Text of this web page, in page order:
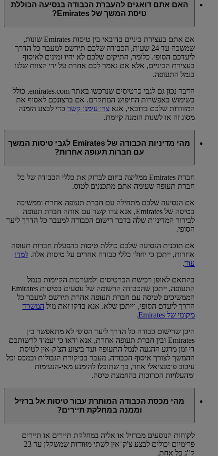
האם אתם דואגים להעברת הכבודה בנסיעה הכוללת
טיסת המשך של Emirates?
אם אתם בעצירת ביניים בדובאי בין טיסות Emirates שונות,
שמשכה עד 24 שעות, הכבודה שלכם תירשם למעבר כל הדרך
ליעדכם הסופי. כלומר, התיקים שלכם לא יהיו זמינים לאיסוף
בעצירת הביניים, אלא אם נאמר לכם אחרת על ידי הצוות שלנו
בנמל התעופה.
הדבר נכון גם לגבי כרטיסים שנרכשו באתר emirates.com, כולל
בשימוש באפשרות החיפוש המתקדם. אם ברצונכם לאסוף את
המזוודות שלכם בדובאי, אנא צרו עימנו קשר כדי לבצע הזמנה
מסוג זה או לשנות הזמנה קיימת.
מהי מדיניות הכבודה של Emirates לגבי טיסות המשך
עם חברות תעופה אחרות?
חברת Emirates ממליצה בחום לבדוק את כללי הכבודה של כל
חברת תעופה שעימה אתם מתכננים לטוס.
אם הנסיעה שלכם מתחילה עם חברת תעופה אחרת וממשיכה
בטיסה של Emirates, אנא צרו קשר עם אותה חברת תעופה
לבירור המדיניות שלה בדבר רישום הכבודה למעבר כל הדרך ליעד
הסופי.
אם תוכנית הנסיעה שלכם כוללת טיסות בהפעלת חברות תעופה
אחרות, ייתכן כי יחולו כללי כבודה אחרים על טיסות אלה. למדו
עוד.
בהתאם לאופן רכישת הכרטיסים ולמערכות הקיימות בנמל
התעופה, ייתכן שהכבודה הרשומה של נוסעים בטיסות Emirates
הממשיכים לטיסה עם חברת תעופה אחרת תירשם למעבר כל
הדרך ליעדם הסופי, וייתכן שלא. אנא בדקו זאת מול המשרד
מקומי של Emirates‏
‏.
היכן שרישום כבודה כל הדרך ליעד הסופי לא מתאפשר בין
Emirates ובין חברת תעופה אחרת, אנא ודאו כי יעמוד לרשותכם
די זמן מרגע ההגעה לנמל התעופה ועד ביצוע הצ'ק-אין לטיסת
ההמשך לצורך איסוף הכבודה, מעבר בביקורת הגבולות ובמכס וכל
עיכוב פוטנציאלי אחר, כך שתוכלו להימנע מאי-הנעימות
ומהעלויות הכרוכות בהחמצת טיסה.
מהי מכסת הכבודה המותרת עבור טיסות אל ברזיל
וממנה במחלקת תיירים?
לקוחות הנוסעים מברזיל או אליה במחלקת תיירים או תיירים
פרימיום יכולים לבצע צ'ק־אין לשתי מזוודות שמשקלן עד 23
ק"ג כל אחת.